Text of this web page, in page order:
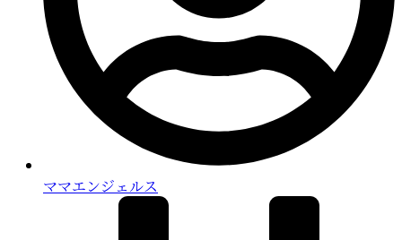
ママエンジェルス